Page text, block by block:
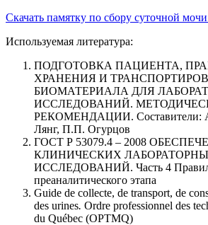
Скачать памятку по сбору суточной
Используемая литература:
ПОДГОТОВКА ПАЦИЕНТА,
ХРАНЕНИЯ И
БИОМАТЕРИАЛА ДЛЯ
ИССЛЕДОВАНИЙ.
РЕКОМЕНДАЦИИ. Составители:
Лянг, П.П. Огурцов
ГОСТ Р 53079.4 – 2008
КЛИНИЧЕСКИХ
ИССЛЕДОВАНИЙ. Часть 4
преаналитического этапа
Guide de collecte, de transport, de
des urines. Ordre professionnel des
du Québec (OPTMQ)